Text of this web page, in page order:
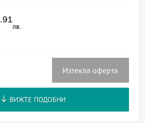
.91
лв.
Изтекла оферта
ВИЖТЕ ПОДОБНИ